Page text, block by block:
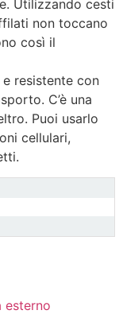
Utilizzando cesti
non toccano
così il
resistente con
C’è una
Puoi usarlo
cellulari,
esterno